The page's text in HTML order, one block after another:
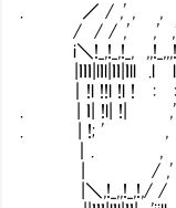
. ／ / ,'
/ / / ,' ,' ,'
i＼!_,!_,!_,
|ｌｌｌ|lｌl|ｌｌ|ｌ
｜!l !!l !l ! : : ｌｌ
. | ｌ| !l| !| ,' |!l
. | !; ' , ,'ｌ| !l| !|
｜. , ; ' ; ' ｌ
| / ,' , ' ;il/
|＼,!_,,!_,!,/ /